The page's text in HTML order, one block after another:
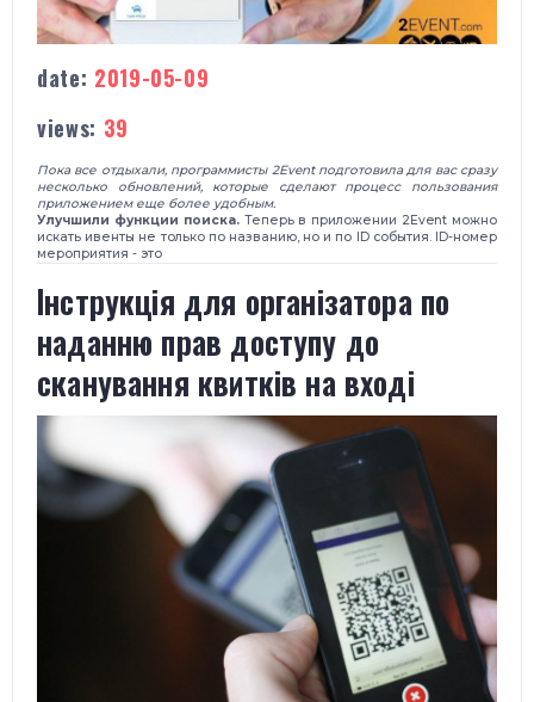
date: 2019-05-09
views: 39
Пока все отдыхали, программисты 2Event подготовила для вас сразу
несколько обновлений, которые сделают процесс пользования
приложением еще более удобным.
Улучшили функции поиска. Теперь в приложении 2Event можно
искать ивенты не только по названию, но и по ID события. ID-номер
мероприятия - это
​Інструкція для організатора по
наданню прав доступу до
сканування квитків на вході